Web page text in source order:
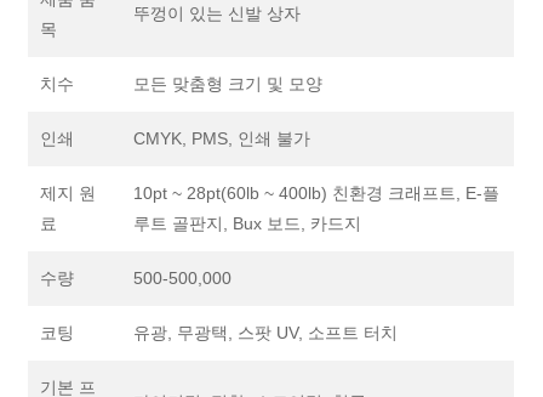
목
뚜껑이 있는 신발 상자
치수 모든 맞춤형 크기 및 모양
인쇄 CMYK, PMS, 인쇄 불가
제지 원
료
10pt ~ 28pt(60lb ~ 400lb) 친환경 크래프트, E-플
루트 골판지, Bux 보드, 카드지
수량 500-500,000
코팅 유광, 무광택, 스팟 UV, 소프트 터치
기본 프